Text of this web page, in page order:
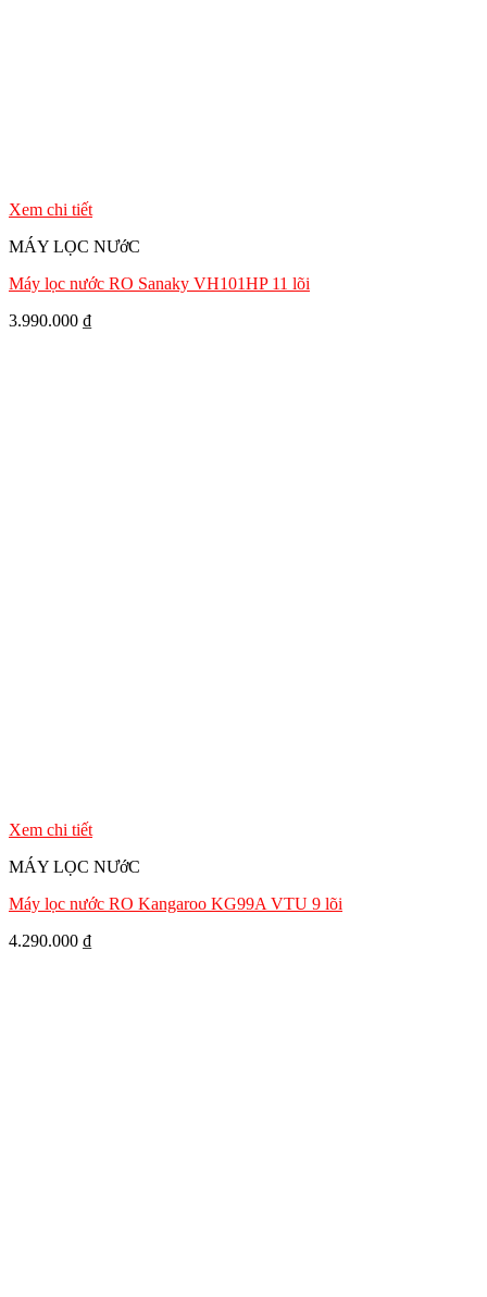
Xem chi tiết
MÁY LỌC NƯớC
Máy lọc nước RO Sanaky VH101HP 11 lõi
3.990.000 ₫
Xem chi tiết
MÁY LỌC NƯớC
Máy lọc nước RO Kangaroo KG99A VTU 9 lõi
4.290.000 ₫